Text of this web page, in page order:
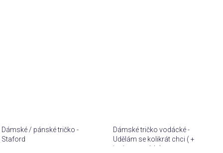
Dámské / pánské tričko -
Staford
Dámské tričko vodácké -
Udělám se kolikrát chci ( +
jméno na záda)